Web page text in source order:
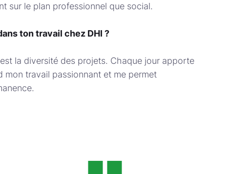
sur le plan professionnel que social.
ton travail chez DHI ?
la diversité des projets. Chaque jour apporte
travail passionnant et me permet